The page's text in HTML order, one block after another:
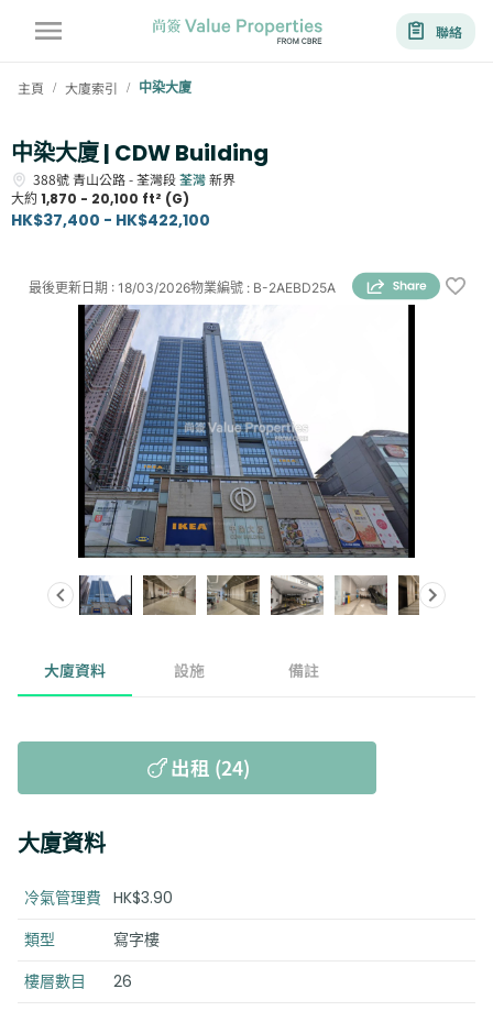
聯絡
主頁 / 大廈索引 / 中染大廈
中染大廈 | CDW Building
388號青山公路 - 荃灣段荃灣新界
大約 1,870 - 20,100 ft² (G)
HK$37,400 - HK$422,100
物業編號 : B-2AEBD25A
最後更新日期 : 18/03/2026
大廈資料 設施 備註
出租 (24)
大廈資料
冷氣管理費 HK$3.90
類型
寫字樓
樓層數目
26